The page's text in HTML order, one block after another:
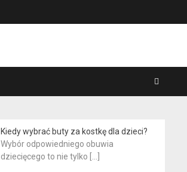
Kiedy wybrać buty za kostkę dla dzieci?
Wybór odpowiedniego obuwia
dziecięcego to nie tylko